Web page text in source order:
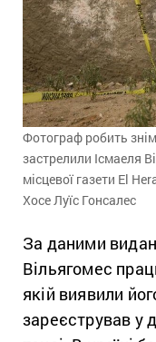
Фотограф робить
застрелили Ісмаеля
місцевої газети El
Хосе Луїс Гонсалес
За даними
Вільягомес
якій виявили
зареєстрував у